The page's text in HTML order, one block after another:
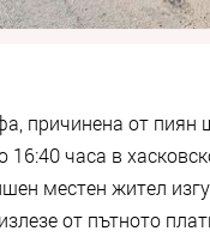
причинена от пиян
16:40 часа в
местен жител
от пътното